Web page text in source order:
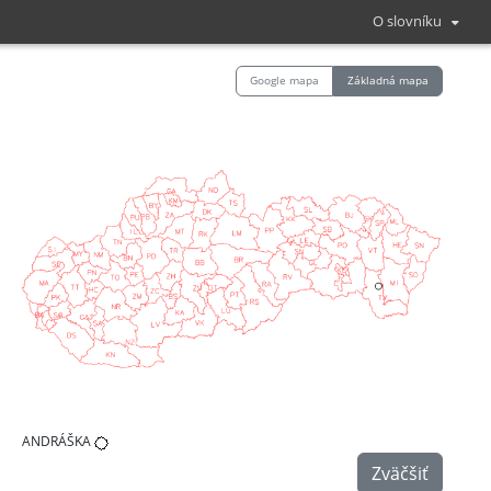
O slovníku
Google mapa Základná mapa
ANDRÁŠKA
Zväčšiť